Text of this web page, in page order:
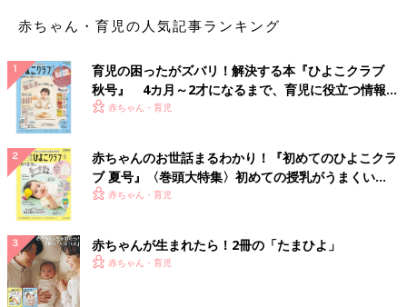
赤ちゃん・育児の人気記事ランキング
育児の困ったがズバリ！解決する本『ひよこクラブ
秋号』 4カ月～2才になるまで、育児に役立つ情報が
いっぱい！
赤ちゃん・育児
赤ちゃんのお世話まるわかり！『初めてのひよこクラ
ブ 夏号』〈巻頭大特集〉初めての授乳がうまくい
く！ おっぱい・ミルクの基本と夏のトラブル 解決テ
赤ちゃん・育児
赤ちゃんが生まれたら！2冊の「たまひよ」
赤ちゃん・育児